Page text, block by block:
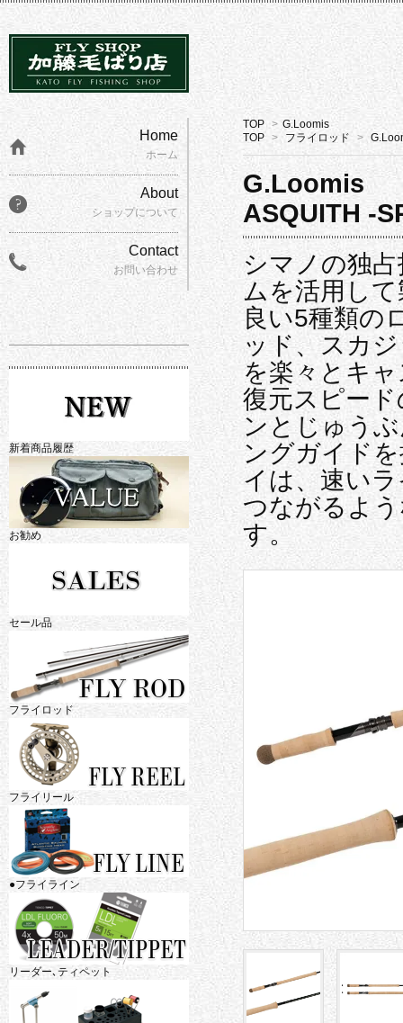
TOP > G.Loomis
TOP > フライロッド >
G.Loomis
ASQUITH -
シマノの独
ムを活用し
良い5種類の
ッド、スカ
を楽々とキ
復元スピー
ンとじゅう
ングガイド
イは、速い
つながるよ
す。
Home
ホーム
About
ショップについて
Contact
お問い合わせ
新着商品履歴
お勧め
セール品
フライロッド
フライリール
●フライライン
リーダー､ティペット